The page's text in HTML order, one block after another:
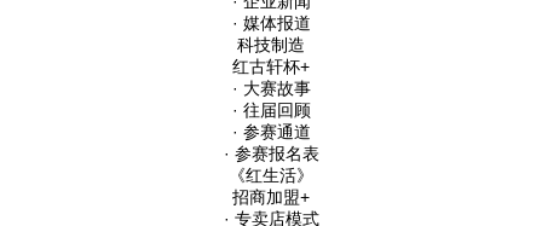
· 媒体报道
科技制造
红古轩杯+
· 大赛故事
· 往届回顾
· 参赛通道
· 参赛报名表
《红生活》
招商加盟+
· 专卖店模式